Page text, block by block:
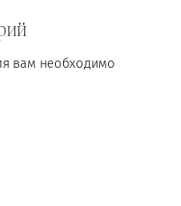
вам необходимо